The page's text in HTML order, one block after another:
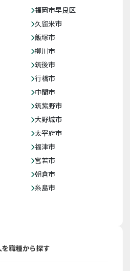
福岡市早良区
久留米市
飯塚市
柳川市
筑後市
行橋市
中間市
筑紫野市
大野城市
太宰府市
福津市
宮若市
朝倉市
糸島市
職種から探す